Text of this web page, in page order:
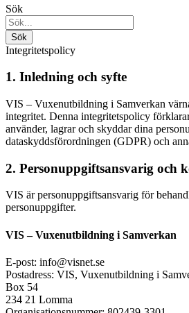
Sök
Integritetspolicy
1. Inledning och syfte
VIS – Vuxenutbildning i Samverkan
integritet. Denna integritetspolicy
använder, lagrar och skyddar dina
dataskyddsförordningen (GDPR) och
2. Personuppgiftsansvarig och
VIS är personuppgiftsansvarig för
personuppgifter.
VIS – Vuxenutbildning i Samverkan
E-post: info@visnet.se
Postadress: VIS, Vuxenutbildning i
Box 54
234 21 Lomma